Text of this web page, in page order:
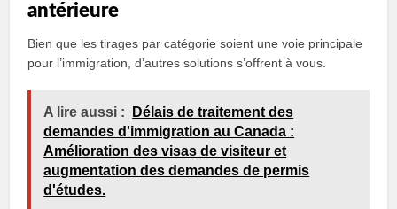
antérieure
Bien que les tirages par catégorie soient une voie principale
pour l’immigration, d’autres solutions s’offrent à vous.
A lire aussi :
Délais de traitement des
demandes d'immigration au Canada :
Amélioration des visas de visiteur et
augmentation des demandes de permis
d'études.